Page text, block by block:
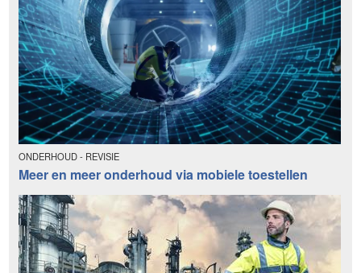
ONDERHOUD - REVISIE
Meer en meer onderhoud via mobiele toestellen